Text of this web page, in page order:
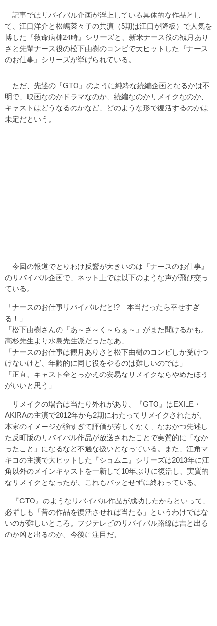
記事ではリバイバル企画が浮上している具体的な作品とし
て、江口洋介と松嶋菜々子の共演（5期は江口が降板）で人気を
博した『救命病棟24時』シリーズと、新米ナース役の観月あり
さと先輩ナース役の松下由樹のコンビで大ヒットした『ナース
のお仕事』シリーズが挙げられている。
ただ、先述の『GTO』のように純粋な続編企画となるかは不
明で、映画なのかドラマなのか、続編なのかリメイクなのか、
キャストはどうなるのかなど、どのような形で復活するのかは
未定だという。
今回の報道でとりわけ反響が大きいのは『ナースのお仕事』
のリバイバル企画で、ネット上では以下のような声が飛び交っ
ている。
「ナースのお仕事リバイバルだと!? 本当だったら幸せすぎ
る！」
「松下由樹さんの『あ～さ～く～らぁ～』がまた聞けるかも。
高杉先生より水島先生派だったなあ」
「ナースのお仕事は観月ありさと松下由樹のコンビしか受けつ
けないけど、年齢的に同じ役をやるのは難しいのでは」
「正直、キャスト全とっかえの安易なリメイクならやめたほう
がいいと思う」
リメイクの場合は当たり外れがあり、『GTO』はEXILE・
AKIRAの主演で2012年から2期にわたってリメイクされたが、
本家のイメージが強すぎて評価が芳しくなく、なおかつ先述し
た反町版のリバイバル作品が放送されたことで実質的に「なか
ったこと」になるなど不遇な扱いとなっている。また、江角マ
キコの主演で大ヒットした『ショムニ』シリーズは2013年に江
角以外のメインキャストを一新して10年ぶりに復活し、実質的
なリメイクとなったが、これもパッとせずに終わっている。
『GTO』のようなリバイバル作品が成功したからといって、
必ずしも「昔の作品を復活させれば当たる」というわけではな
いのが難しいところ。フジテレビのリバイバル路線は吉と出る
のか凶と出るのか、今後に注目だ。